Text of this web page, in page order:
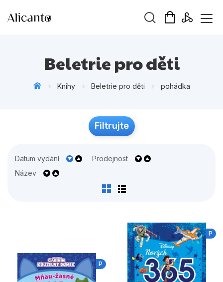
Tipy redakce
Hobby
Beletrie pro děti
Knihy Beletrie pro děti pohádka
Filtrujte
Datum vydání
Prodejnost
Název
P
P